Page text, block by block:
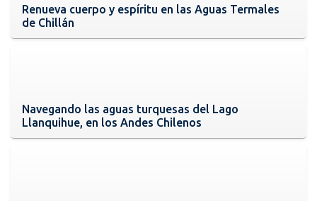
Renueva cuerpo y espíritu en las Aguas Termales
de Chillán
Navegando las aguas turquesas del Lago
Llanquihue, en los Andes Chilenos